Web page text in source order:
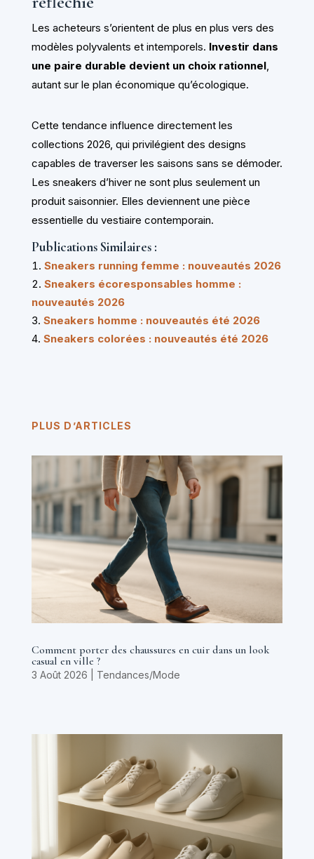
Les acheteurs s’orientent de plus en plus vers des
modèles polyvalents et intemporels. Investir dans
une paire durable devient un choix rationnel,
autant sur le plan économique qu’écologique.
Cette tendance influence directement les
collections 2026, qui privilégient des designs
capables de traverser les saisons sans se démoder.
Les sneakers d’hiver ne sont plus seulement un
produit saisonnier. Elles deviennent une pièce
essentielle du vestiaire contemporain.
Publications Similaires :
Sneakers running femme : nouveautés 2026
Sneakers écoresponsables homme :
nouveautés 2026
Sneakers homme : nouveautés été 2026
Sneakers colorées : nouveautés été 2026
PLUS D’ARTICLES
Comment porter des chaussures en cuir dans un look
casual en ville ?
3 Août 2026 Tendances/Mode